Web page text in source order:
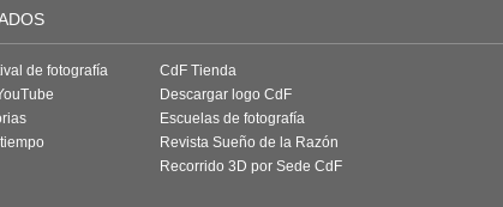
de fotografía
CdF Tienda
Descargar logo CdF
Escuelas de fotografía
Revista Sueño de la Razón
Recorrido 3D por Sede CdF